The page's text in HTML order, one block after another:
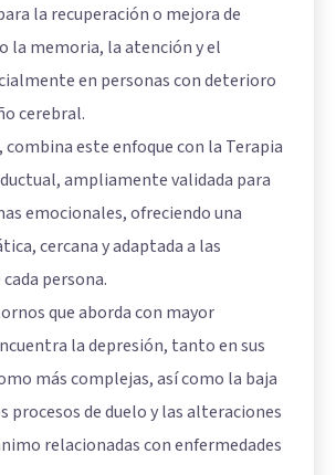
la recuperación o mejora de
la memoria, la atención y el
en personas con deterioro
cerebral.
combina este enfoque con la Terapia
ampliamente validada para
emocionales, ofreciendo una
cercana y adaptada a las
persona.
que aborda con mayor
la depresión, tanto en sus
más complejas, así como la baja
procesos de duelo y las alteraciones
relacionadas con enfermedades